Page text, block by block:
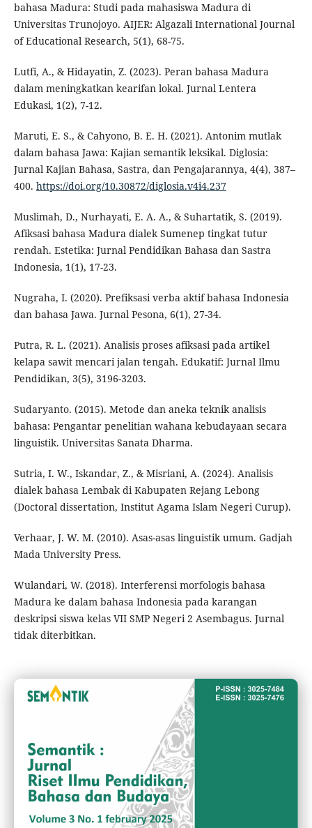
bahasa Madura: Studi pada mahasiswa Madura di
Universitas Trunojoyo. AIJER: Algazali International Journal
of Educational Research, 5(1), 68-75.
Lutfi, A., & Hidayatin, Z. (2023). Peran bahasa Madura
dalam meningkatkan kearifan lokal. Jurnal Lentera
Edukasi, 1(2), 7-12.
Maruti, E. S., & Cahyono, B. E. H. (2021). Antonim mutlak
dalam bahasa Jawa: Kajian semantik leksikal. Diglosia:
Jurnal Kajian Bahasa, Sastra, dan Pengajarannya, 4(4), 387–
400. https://doi.org/10.30872/diglosia.v4i4.237
Muslimah, D., Nurhayati, E. A. A., & Suhartatik, S. (2019).
Afiksasi bahasa Madura dialek Sumenep tingkat tutur
rendah. Estetika: Jurnal Pendidikan Bahasa dan Sastra
Indonesia, 1(1), 17-23.
Nugraha, I. (2020). Prefiksasi verba aktif bahasa Indonesia
dan bahasa Jawa. Jurnal Pesona, 6(1), 27-34.
Putra, R. L. (2021). Analisis proses afiksasi pada artikel
kelapa sawit mencari jalan tengah. Edukatif: Jurnal Ilmu
Pendidikan, 3(5), 3196-3203.
Sudaryanto. (2015). Metode dan aneka teknik analisis
bahasa: Pengantar penelitian wahana kebudayaan secara
linguistik. Universitas Sanata Dharma.
Sutria, I. W., Iskandar, Z., & Misriani, A. (2024). Analisis
dialek bahasa Lembak di Kabupaten Rejang Lebong
(Doctoral dissertation, Institut Agama Islam Negeri Curup).
Verhaar, J. W. M. (2010). Asas-asas linguistik umum. Gadjah
Mada University Press.
Wulandari, W. (2018). Interferensi morfologis bahasa
Madura ke dalam bahasa Indonesia pada karangan
deskripsi siswa kelas VII SMP Negeri 2 Asembagus. Jurnal
tidak diterbitkan.